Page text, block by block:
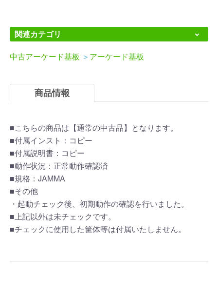
関連カテゴリ
中古アーケード基板 ＞ アーケード基板
商品情報
■こちらの商品は【通常の中古品】となります。
■付属インスト：コピー
■付属説明書：コピー
■動作状況：正常動作確認済
■規格：JAMMA
■その他
・起動チェック後、初期動作の確認を行いました。
■上記以外は未チェックです。
■チェックに使用した筐体等は付属いたしません。